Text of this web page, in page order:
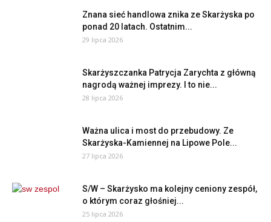
Znana sieć handlowa znika ze Skarżyska po
ponad 20 latach. Ostatnim...
29 lipca 2026
Skarżyszczanka Patrycja Zarychta z główną
nagrodą ważnej imprezy. I to nie...
28 lipca 2026
Ważna ulica i most do przebudowy. Ze
Skarżyska-Kamiennej na Lipowe Pole...
27 lipca 2026
S/W – Skarżysko ma kolejny ceniony zespół,
o którym coraz głośniej...
25 lipca 2026